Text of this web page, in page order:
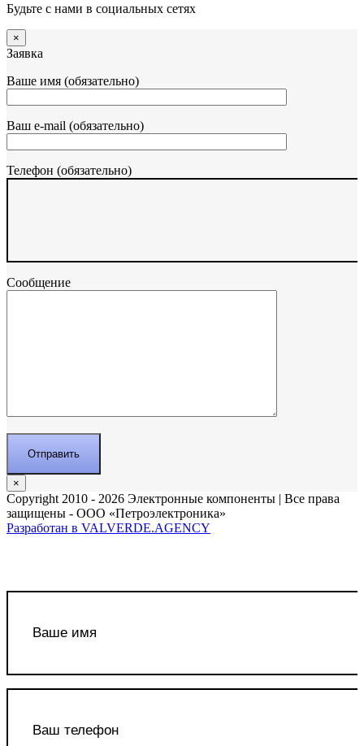
Будьте с нами в социальных сетях
×
Заявка
Ваше имя (обязательно)
Ваш e-mail (обязательно)
Телефон (обязательно)
Сообщение
×
Copyright 2010 - 2026 Электронные компоненты | Все права
защищены - ООО «Петроэлектроника»
Разработан в VALVERDE.AGENCY